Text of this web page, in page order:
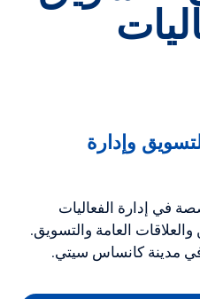
وإدارة
في إدارة الفعاليات
العامة والتسويق.